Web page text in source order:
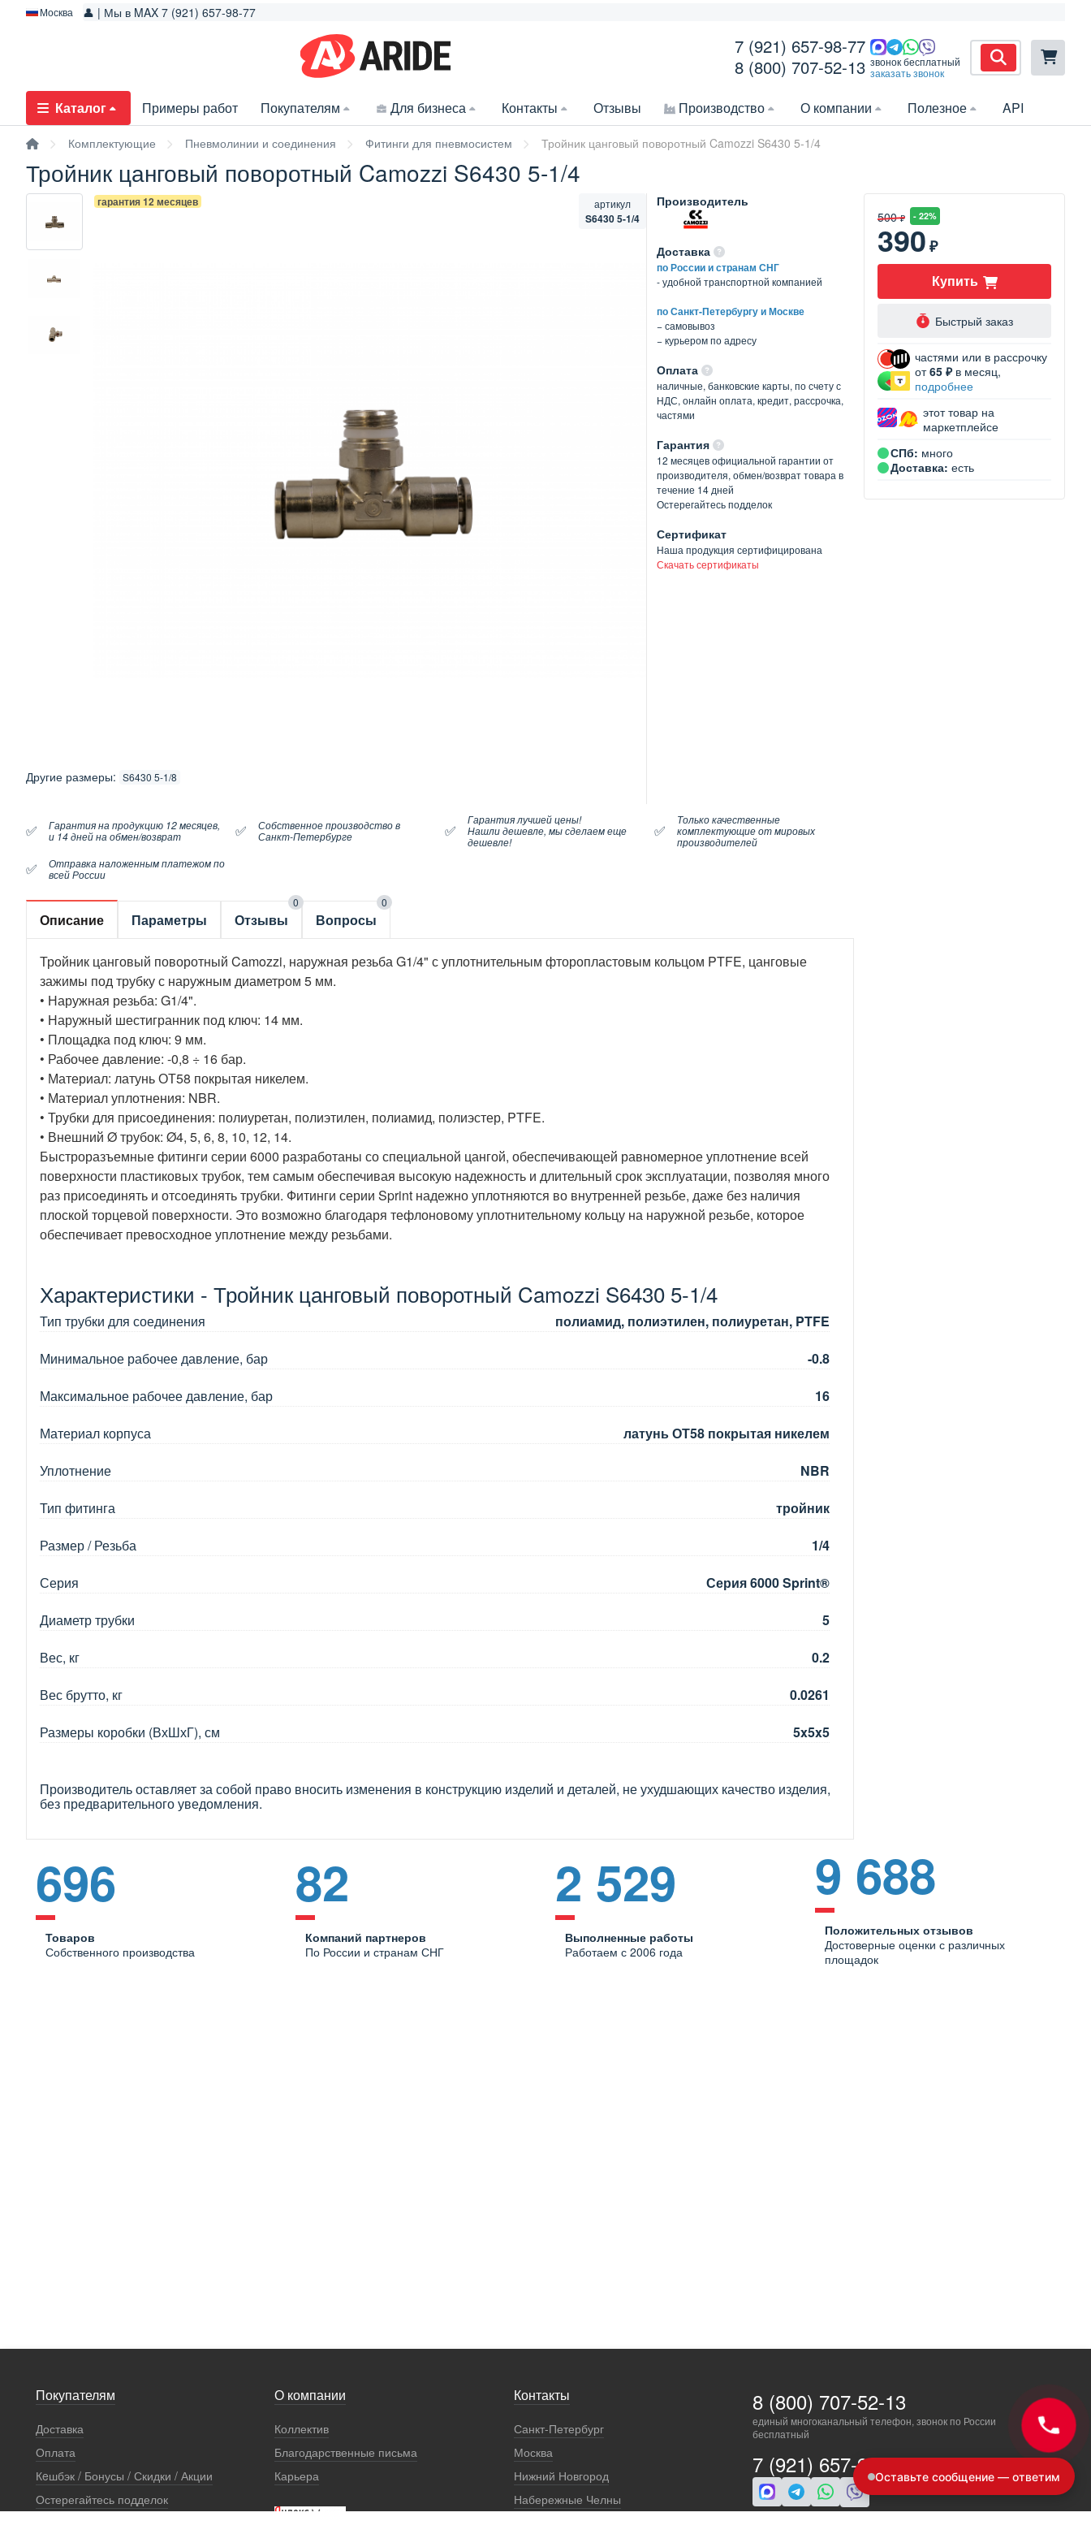
Москва 👤 | Мы в MAX 7 (921) 657-98-77
7 (921) 657-98-77
8 (800) 707-52-13 звонок бесплатный
заказать звонок
Каталог Примеры работ Покупателям Для бизнеса Контакты Отзывы Производство О компании Полезное API
Комплектующие Пневмолинии и соединения Фитинги для пневмосистем Тройник цанговый поворотный Camozzi S6430 5-1/4
Тройник цанговый поворотный Camozzi S6430 5-1/4
гарантия 12 месяцев артикул
S6430 5-1/4
Другие размеры: S6430 5-1/8
Производитель
Доставка
по России и странам СНГ
- удобной транспортной компанией
по Санкт-Петербургу и Москве
− самовывоз
− курьером по адресу
Оплата
наличные, банковские карты, по счету с
НДС, онлайн оплата, кредит, рассрочка,
частями
Гарантия
12 месяцев официальной гарантии от
производителя, обмен/возврат товара в
течение 14 дней
Остерегайтесь подделок
Сертификат
Наша продукция сертифицирована
Скачать сертификаты
✅
Гарантия на продукцию 12 месяцев,
и 14 дней на обмен/возврат
✅
Собственное производство в
Санкт-Петербурге
✅
Гарантия лучшей цены!
Нашли дешевле, мы сделаем еще
дешевле!
✅
Только качественные
комплектующие от мировых
производителей
✅
Отправка наложенным платежом по
всей России
Описание Параметры Отзывы
0
Вопросы
0
Тройник цанговый поворотный Camozzi, наружная резьба G1/4" с уплотнительным фторопластовым кольцом PTFE, цанговые
зажимы под трубку с наружным диаметром 5 мм.
• Наружная резьба: G1/4".
• Наружный шестигранник под ключ: 14 мм.
• Площадка под ключ: 9 мм.
• Рабочее давление: -0,8 ÷ 16 бар.
• Материал: латунь ОТ58 покрытая никелем.
• Материал уплотнения: NBR.
• Трубки для присоединения: полиуретан, полиэтилен, полиамид, полиэстер, PTFE.
• Внешний Ø трубок: Ø4, 5, 6, 8, 10, 12, 14.
Быстроразъемные фитинги серии 6000 разработаны со специальной цангой, обеспечивающей равномерное уплотнение всей
поверхности пластиковых трубок, тем самым обеспечивая высокую надежность и длительный срок эксплуатации, позволяя много
раз присоединять и отсоединять трубки. Фитинги серии Sprint надежно уплотняются во внутренней резьбе, даже без наличия
плоской торцевой поверхности. Это возможно благодаря тефлоновому уплотнительному кольцу на наружной резьбе, которое
обеспечивает превосходное уплотнение между резьбами.
Характеристики - Тройник цанговый поворотный Camozzi S6430 5-1/4
Тип трубки для соединения
полиамид, полиэтилен, полиуретан, PTFE
Минимальное рабочее давление, бар
-0.8
Максимальное рабочее давление, бар
16
Материал корпуса
латунь ОТ58 покрытая никелем
Уплотнение
NBR
Тип фитинга
тройник
Размер / Резьба
1/4
Серия
Серия 6000 Sprint®
Диаметр трубки
5
Вес, кг
0.2
Вес брутто, кг
0.0261
Размеры коробки (ВхШхГ), см
5x5x5
Производитель оставляет за собой право вносить изменения в конструкцию изделий и деталей, не ухудшающих качество изделия,
без предварительного уведомления.
500 ₽ - 22%
390₽
Купить
Быстрый заказ
частями или в рассрочку
от65 ₽в месяц,
подробнее
этот товар на
маркетплейсе
СПб: много
Доставка: есть
696
Товаров
Собственного производства
82
Компаний партнеров
По России и странам СНГ
2 529
Выполненные работы
Работаем с 2006 года
9 688
Положительных отзывов
Достоверные оценки с различных
площадок
Покупателям
Доставка
Оплата
Кeшбэк / Бонусы / Скидки / Акции
Остерегайтесь подделок
О компании
Коллектив
Благодарственные письма
Карьера
Контакты
Санкт-Петербург
Москва
Нижний Новгород
Набережные Челны
8 (800) 707-52-13
единый многоканальный телефон, звонок по России
бесплатный
7 (921) 657-98-77Оставьте сообщение — ответим